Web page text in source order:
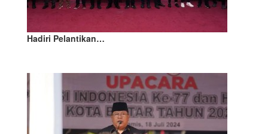
Hadiri Pelantikan…